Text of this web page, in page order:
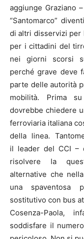
aggiunge Graziano
“Santomarco”
di altri disservizi per
per i cittadini del
nei giorni scorsi
perché grave deve
parte delle autorità
mobilità. Prima
dovrebbe chiedere
ferroviaria italiana
della linea.
il leader del CCI –
risolvere la
alternative che
una spaventosa
sostitutivo con bus
Cosenza-Paola,
soddisfare il